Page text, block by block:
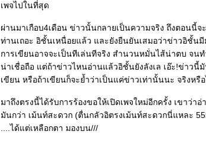
เพจไปในที่สุด
ผ่านมาเกือบ4เดือน ข่าวนั้นกลายเป็นความจริง ถึงตอนนี้จ
ท่านเถอะ อิชั้นเหนื่อยแล้ว และยังยืนยันเสมอว่าข่าวอิชั้น
การเขียนอาจจะเป็นทีเล่นทีจริง สำนวนหมั่นไส้น่าตบ จน
น่าเชื่อถือ แต่ถ้าข่าวไหนอ่านแล้วอิชั้นยังลังเล เอ๊ะ!ข่าวนี้มั
เขียน หรือถ้าเขียนก็จะย้ำว่าเป็นแค่ข่าวเท่านั้นนะ จริงหรือ
มาถึงตรงนี้ได้รับการร้องขอให้เปิดเพจใหม่อีกครั้ง เขาว่า
มันกว่า เม้นท์สะดวก (ตื่นกลัวอิตรงเม้นท์สะดวกนี่แหละ
....ได้แต่เหลือกตา มองบน///